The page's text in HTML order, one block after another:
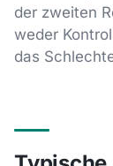
der zweiten
weder
das